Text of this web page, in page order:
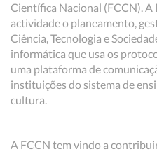
Científica Nacional (FCCN).
actividade o planeamento,
Ciência, Tecnologia e
informática que usa os
uma plataforma de
instituições do sistema de
cultura.
A FCCN tem vindo a